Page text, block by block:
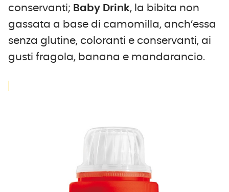
conservanti; Baby Drink, la bibita non
gassata a base di camomilla, anch’essa
senza glutine, coloranti e conservanti, ai
gusti fragola, banana e mandarancio.